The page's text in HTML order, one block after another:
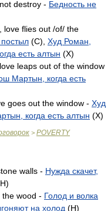
destroy - Бедность не
love flies out /of/ the
(C), Худ Роман,
есть алтын (X)
leaps out of the window
Мартын, когда есть
goes out the window - Худ
когда есть алтын (X)
> POVERTY
walls - Нужда скачет,
the wood - Голод и волка
на холод (H)